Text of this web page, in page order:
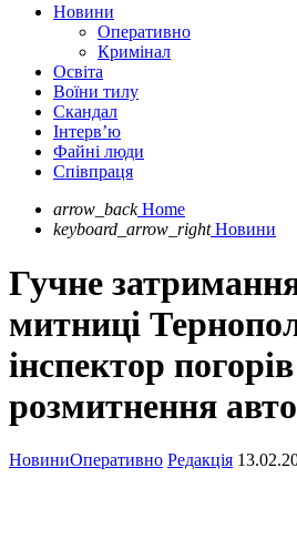
Новини
Оперативно
Кримінал
Освіта
Воїни тилу
Скандал
Інтерв’ю
Файні люди
Співпраця
arrow_back Home
keyboard_arrow_right Новини
Гучне
митниці
інспектор
розмитнення авто
НовиниОперативно Редакція